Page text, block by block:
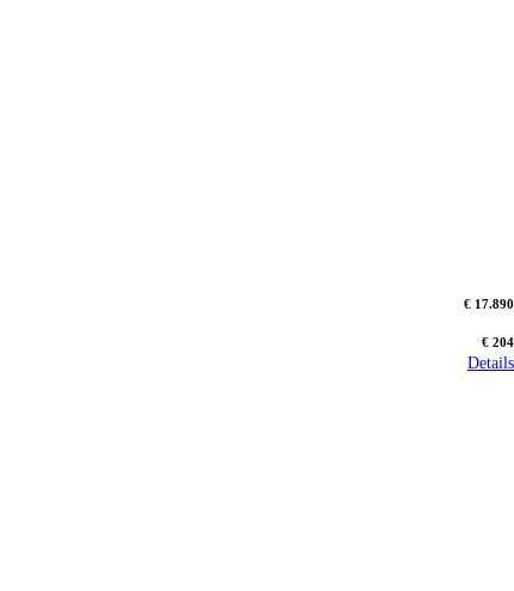
€ 17.890
€ 204
Details